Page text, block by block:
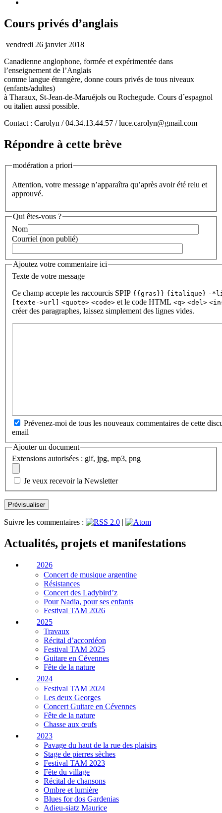
Cours privés d’anglais
vendredi 26 janvier 2018
Canadienne anglophone, formée et expérimentée dans
l’enseignement de l’Anglais
comme langue étrangère, donne cours privés de tous niveaux
(enfants/adultes)
à Tharaux, St-Jean-de-Maruéjols ou Rochegude. Cours d´espagnol
ou italien aussi possible.
Contact : Carolyn / 04.34.13.44.57 / luce.carolyn@gmail.com
Répondre à cette brève
modération a priori
Attention, votre message n’apparaîtra qu’après avoir été relu et
approuvé.
Qui êtes-vous ?
Nom
Courriel (non publié)
Ajoutez votre commentaire ici
Texte de votre message
Ce champ accepte les raccourcis SPIP {{gras}} {italique} -
[texte->url] <quote> <code> et le code HTML <q> <del>
créer des paragraphes, laissez simplement des lignes vides.
Prévenez-moi de tous les nouveaux commentaires de cette
email
Ajouter un document
Extensions autorisées : gif, jpg, mp3, png
Je veux recevoir la Newsletter
Suivre les commentaires : |
Actualités, projets et manifestations
2026
Concert de musique argentine
Résistances
Concert des Ladybird’z
Pour Nadia, pour ses enfants
Festival TAM 2026
2025
Travaux
Récital d’accordéon
Festival TAM 2025
Guitare en Cévennes
Fête de la nature
2024
Festival TAM 2024
Les deux Georges
Concert Guitare en Cévennes
Fête de la nature
Chasse aux œufs
2023
Pavage du haut de la rue des plaisirs
Stage de pierres sèches
Festival TAM 2023
Fête du village
Récital de chansons
Ombre et lumière
Blues for dos Gardenias
Adieu-siatz Maurice